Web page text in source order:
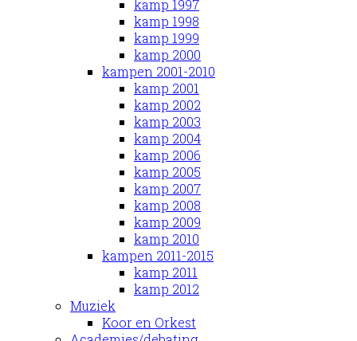
kamp 1997
kamp 1998
kamp 1999
kamp 2000
kampen 2001-2010
kamp 2001
kamp 2002
kamp 2003
kamp 2004
kamp 2006
kamp 2005
kamp 2007
kamp 2008
kamp 2009
kamp 2010
kampen 2011-2015
kamp 2011
kamp 2012
Muziek
Koor en Orkest